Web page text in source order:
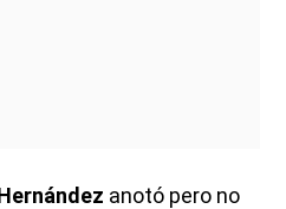
anotó pero no